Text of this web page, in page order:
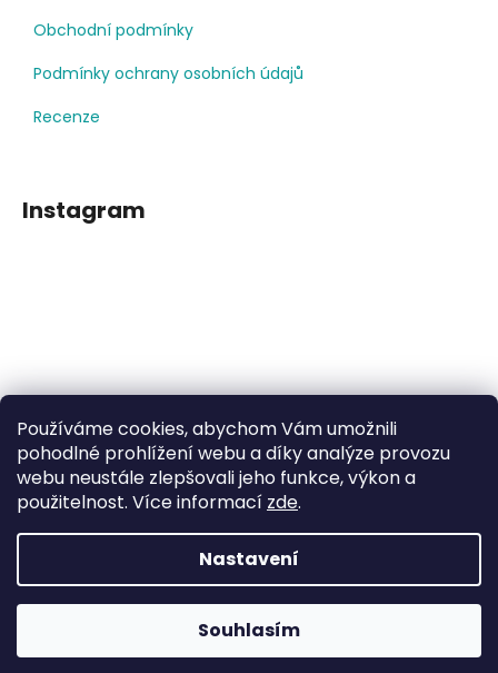
Používáme cookies, abychom Vám umožnili
pohodlné prohlížení webu a díky analýze provozu
webu neustále zlepšovali jeho funkce, výkon a
použitelnost. Více informací zde.
Nastavení
Souhlasím
Obchodní podmínky
Podmínky ochrany osobních údajů
Recenze
Instagram
Sledovat na Instagramu
Facebook
Vytvořil Shoptet
Dětské klipy na dudlíčky
vyhrazena.